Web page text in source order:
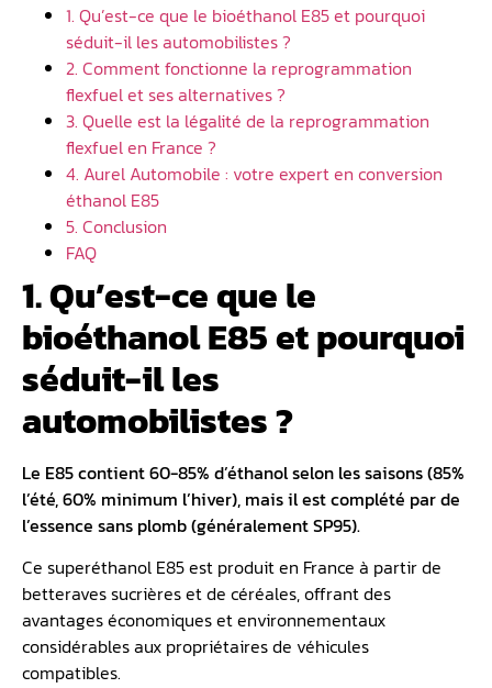
1. Qu’est-ce que le bioéthanol E85 et pourquoi
séduit-il les automobilistes ?
2. Comment fonctionne la reprogrammation
flexfuel et ses alternatives ?
3. Quelle est la légalité de la reprogrammation
flexfuel en France ?
4. Aurel Automobile : votre expert en conversion
éthanol E85
5. Conclusion
FAQ
1. Qu’est-ce que le
bioéthanol E85 et pourquoi
séduit-il les
automobilistes ?
Le E85 contient 60-85% d’éthanol selon les saisons (85%
l’été, 60% minimum l’hiver), mais il est complété par de
l’essence sans plomb (généralementSP95).
Ce superéthanol E85 est produit en France à partir de
betteraves sucrières et de céréales, offrant des
avantages économiques et environnementaux
considérables aux propriétaires de véhicules
compatibles.